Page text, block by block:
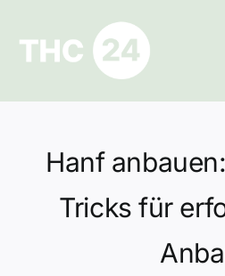
springen
Ratgeber
Hilfe und Kontakt
Datenschutz
Hanf
Tricks für